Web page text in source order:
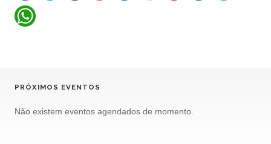
PRÓXIMOS EVENTOS
Não existem eventos agendados de momento.